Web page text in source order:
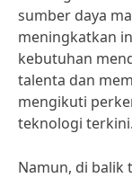
sumber daya
meningkatkan
kebutuhan
talenta dan
mengikuti
teknologi terkini.
Namun, di balik